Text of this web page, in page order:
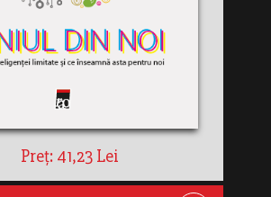
Preț: 41,23 Lei